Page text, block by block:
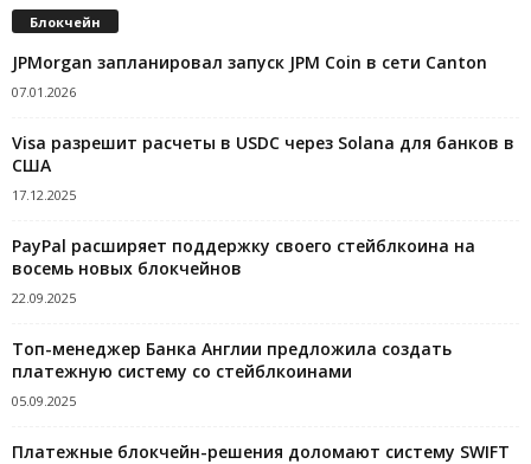
Блокчейн
JPMorgan запланировал запуск JPM Coin в сети Canton
07.01.2026
Visa разрешит расчеты в USDC через Solana для банков в
США
17.12.2025
PayPal расширяет поддержку своего стейблкоина на
восемь новых блокчейнов
22.09.2025
Топ-менеджер Банка Англии предложила создать
платежную систему со стейблкоинами
05.09.2025
Платежные блокчейн-решения доломают систему SWIFT